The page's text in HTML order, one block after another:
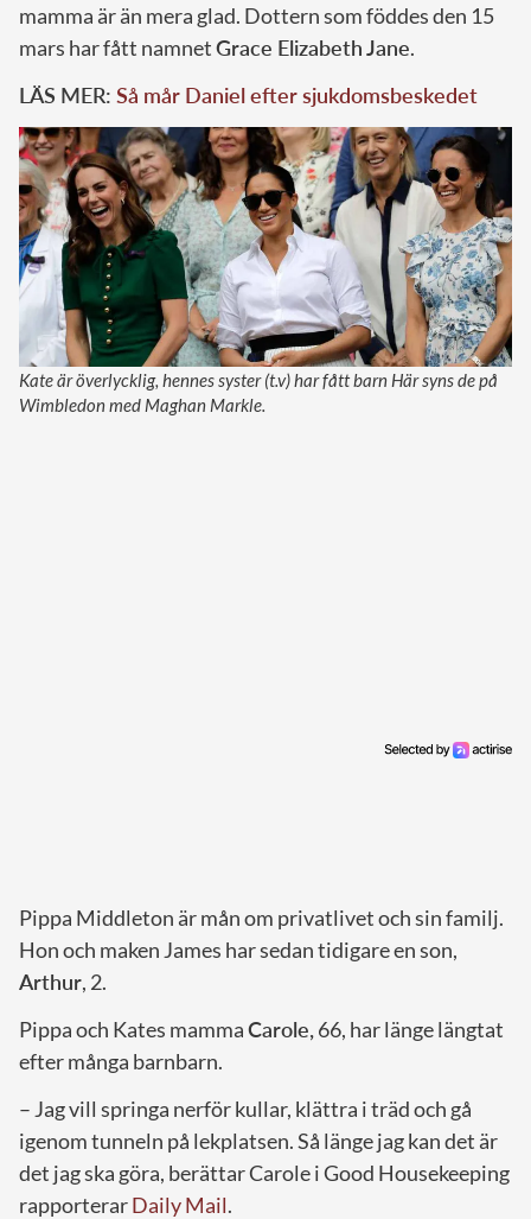
mamma är än mera glad. Dottern som föddes den 15
mars har fått namnetGrace Elizabeth Jane.
LÄS MER: Så mår Daniel efter sjukdomsbeskedet
Kate är överlycklig, hennes syster (t.v) har fått barn Här syns de på
Wimbledon med Maghan Markle.
Pippa Middleton är mån om privatlivet och sin familj.
Hon och maken James har sedan tidigare en son,
Arthur, 2.
Pippa och Kates mammaCarole, 66, har länge längtat
efter många barnbarn.
– Jag vill springa nerför kullar, klättra i träd och gå
igenom tunneln på lekplatsen. Så länge jag kan det är
det jag ska göra, berättar Carole i Good Housekeeping
rapporterarDaily Mail.